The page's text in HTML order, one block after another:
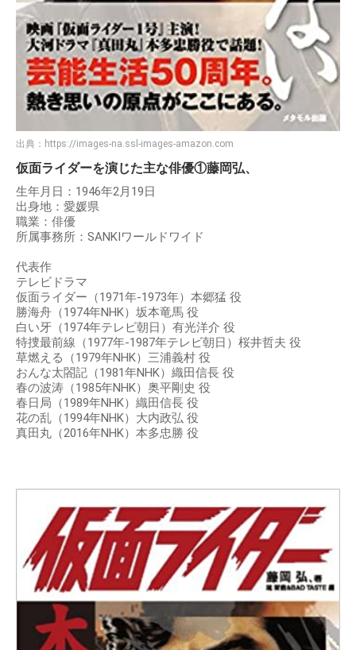
出典： https://images-na.ssl-images-amazon.com
仮面ライダーを演じた主な俳優①藤岡弘、
生年月日：1946年2月19日
出身地：愛媛県
職業：俳優
所属事務所：SANKIワールドワイド
代表作
テレビドラマ
仮面ライダー（1971年-1973年）本郷猛 役
勝海舟（1974年NHK）坂本竜馬 役
白い牙（1974年テレビ朝日）有光洋介 役
特捜最前線（1977年-1987年テレビ朝日）桜井哲夫 役
草燃える（1979年NHK）三浦義村 役
おんな太閤記（1981年NHK）織田信長 役
春の波涛（1985年NHK）奥平剛史 役
春日局（1989年NHK）織田信長 役
花の乱（1994年NHK）大内政弘 役
真田丸（2016年NHK）本多忠勝 役